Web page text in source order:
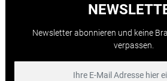
Newsletter abonnieren und keine
verpassen.